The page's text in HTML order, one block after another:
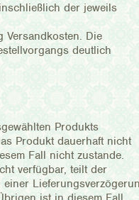
der jeweils
Versandkosten. Die
deutlich
Produkts
Produkt dauerhaft nicht
Fall nicht zustande.
verfügbar, teilt der